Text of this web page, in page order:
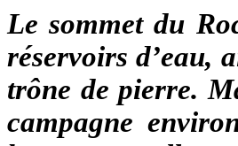
Le sommet du
réservoirs d’eau,
trône de pierre.
campagne